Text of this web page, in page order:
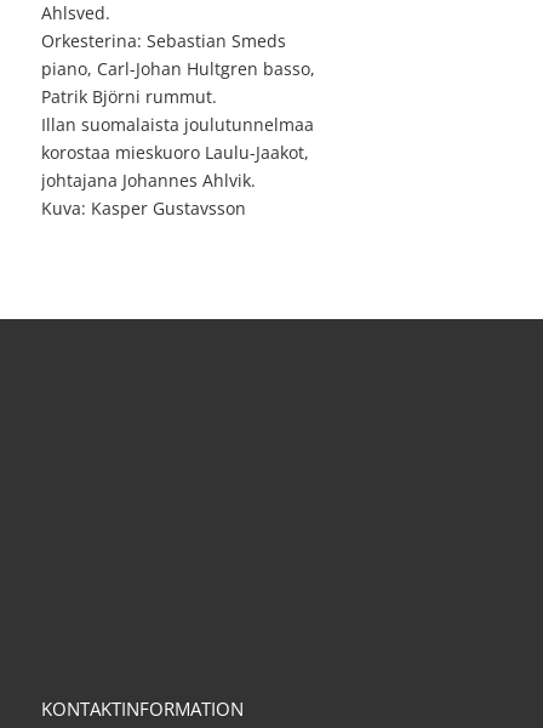
Ahlsved.
Orkesterina: Sebastian Smeds
piano, Carl-Johan Hultgren basso,
Patrik Björni rummut.
Illan suomalaista joulutunnelmaa
korostaa mieskuoro Laulu-Jaakot,
johtajana Johannes Ahlvik.
Kuva: Kasper Gustavsson
KONTAKTINFORMATION